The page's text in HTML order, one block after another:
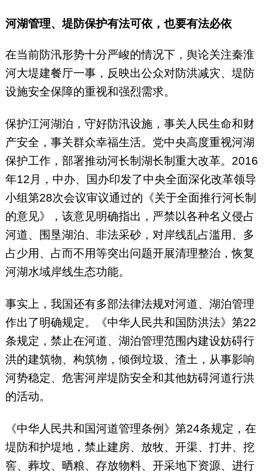
河湖管理、堤防保护有法可依，也要有法必依
在当前防汛形势十分严峻的情况下，舆论关注秦淮
河大堤建餐厅一事，反映出公众对防洪减灾、堤防
设施安全保障的重视和强烈需求。
保护江河湖泊，守好防汛设施，事关人民生命和财
产安全，事关群众幸福生活。党中央高度重视河湖
保护工作，部署推动河长制湖长制重大改革。2016
年12月，中办、国办印发了中央全面深化改革领导
小组第28次会议审议通过的《关于全面推行河长制
的意见》，该意见明确指出，严禁以各种名义侵占
河道、围垦湖泊、非法采砂，对岸线乱占滥用、多
占少用、占而不用等突出问题开展清理整治，恢复
河湖水域岸线生态功能。
事实上，我国还有多部法律法规对河道、湖泊管理
作出了明确规定。《中华人民共和国防洪法》第22
条规定，禁止在河道、湖泊管理范围内建设妨碍行
洪的建筑物、构筑物，倾倒垃圾、渣土，从事影响
河势稳定、危害河岸堤防安全和其他妨碍河道行洪
的活动。
《中华人民共和国河道管理条例》第24条规定，在
堤防和护堤地，禁止建房、放牧、开渠、打井、挖
窖、葬坟、晒粮、存放物料、开采地下资源、进行